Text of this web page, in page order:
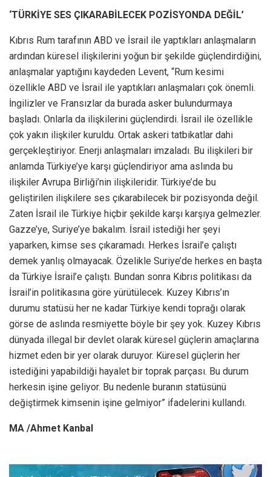
‘TÜRKİYE SES ÇIKARABİLECEK POZİSYONDA DEĞİL’
Kıbrıs Rum tarafının ABD ve İsrail ile yaptıkları anlaşmaların
ardından küresel ilişkilerini yoğun bir şekilde güçlendirdiğini,
anlaşmalar yaptığını kaydeden Levent, “Rum kesimi
özellikle ABD ve İsrail ile yaptıkları anlaşmaları çok önemli.
İngilizler ve Fransızlar da burada asker bulundurmaya
başladı. Onlarla da ilişkilerini güçlendirdi. İsrail ile özellikle
çok yakın ilişkiler kuruldu. Ortak askeri tatbikatlar dahi
gerçekleştiriyor. Enerji anlaşmaları imzaladı. Bu ilişkileri bir
anlamda Türkiye’ye karşı güçlendiriyor ama aslında bu
ilişkiler Avrupa Birliği’nin ilişkileridir. Türkiye’de bu
geliştirilen ilişkilere ses çıkarabilecek bir pozisyonda değil.
Zaten İsrail ile Türkiye hiçbir şekilde karşı karşıya gelmezler.
Gazze’ye, Suriye’ye bakalım. İsrail istediği her şeyi
yaparken, kimse ses çıkaramadı. Herkes İsrail’e çalıştı
demek yanlış olmayacak. Özelikle Suriye’de herkes en başta
da Türkiye İsrail’e çalıştı. Bundan sonra Kıbrıs politikası da
İsrail’in politikasına göre yürütülecek. Kuzey Kıbrıs’ın
durumu statüsü her ne kadar Türkiye kendi toprağı olarak
görse de aslında resmiyette böyle bir şey yok. Kuzey Kıbrıs
dünyada illegal bir devlet olarak küresel güçlerin amaçlarına
hizmet eden bir yer olarak duruyor. Küresel güçlerin her
istediğini yapabildiği hayalet bir toprak parçası. Bu durum
herkesin işine geliyor. Bu nedenle buranın statüsünü
değiştirmek kimsenin işine gelmiyor” ifadelerini kullandı.
MA /Ahmet Kanbal